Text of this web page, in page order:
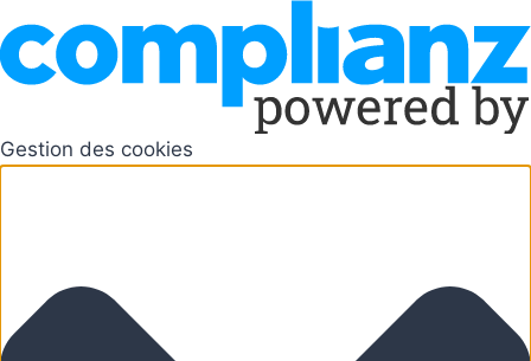
Gestion des cookies